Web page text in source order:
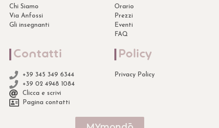
Chi Siamo
Via Anfossi
Gli insegnanti
Orario
Prezzi
Eventi
FAQ
Contatti
+39 345 349 6344
+39 02 4948 1084
Clicca e scrivi
Pagina contatti
Policy
Privacy Policy